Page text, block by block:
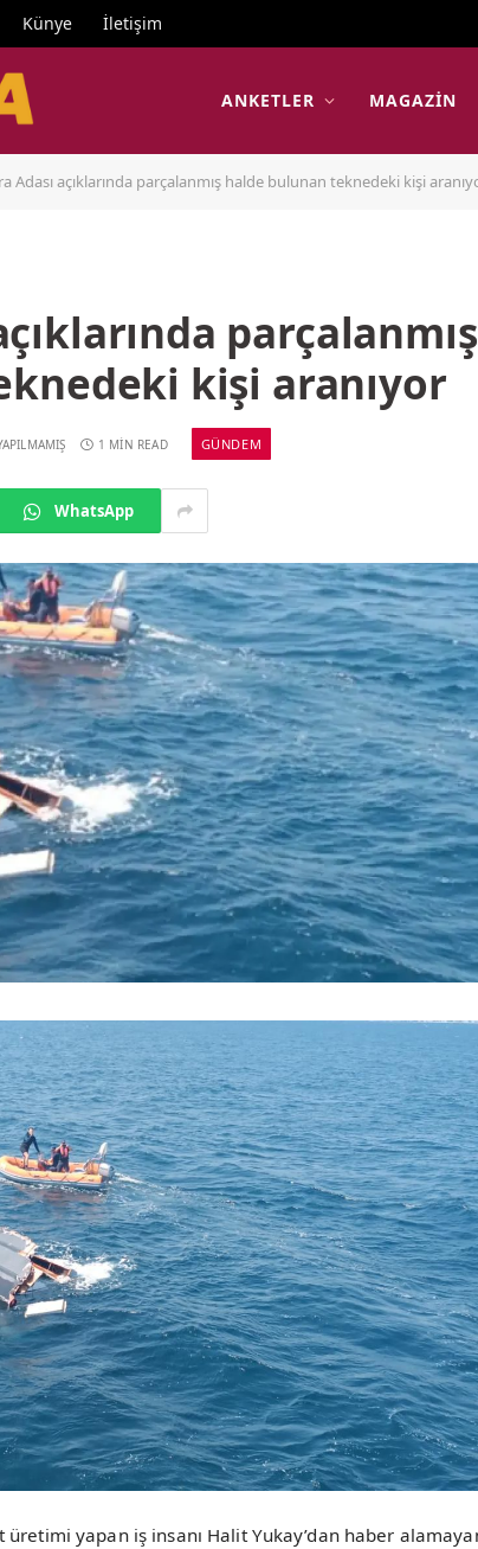
Künye İletişim
ANKETLER MAGAZIN
Adası açıklarında parçalanmış halde bulunan teknedeki kişi
parçalanmış
kişi aranıyor
1 MIN READ GÜNDEM
WhatsApp
üretimi yapan iş insanı Halit Yukay’dan haber